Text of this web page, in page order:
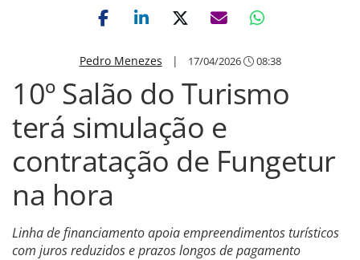
Pedro Menezes | 17/04/2026 08:38
10º Salão do Turismo
terá simulação e
contratação de Fungetur
na hora
Linha de financiamento apoia empreendimentos turísticos
com juros reduzidos e prazos longos de pagamento